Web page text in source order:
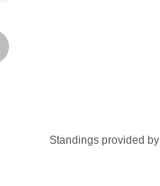
Standings provided by